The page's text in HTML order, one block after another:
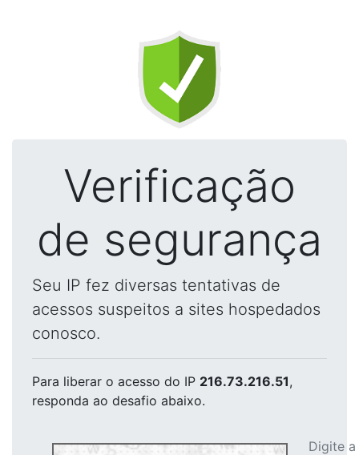
Verificação
de segurança
Seu IP fez diversas tentativas de
acessos suspeitos a sites hospedados
conosco.
Para liberar o acesso do IP 216.73.216.51,
responda ao desafio abaixo.
Digite